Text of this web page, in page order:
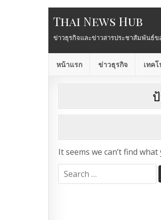
Thai News Hub
ข่าวธุรกิจและข่าวสารประชาสัมพันธ์ข
หน้าแรก ข่าวธุรกิจ เทค
It seems we can’t find
Search
for: